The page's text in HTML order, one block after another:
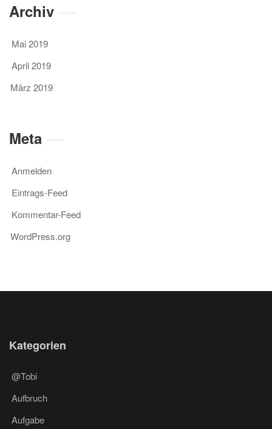
Archiv
Mai 2019
April 2019
März 2019
Meta
Anmelden
Eintrags-Feed
Kommentar-Feed
WordPress.org
Kategorien
@Tobi
Aufbruch
Aufgabe